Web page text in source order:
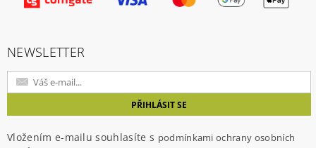
NEWSLETTER
Vložením e-mailu souhlasíte s podmínkami ochrany osobních